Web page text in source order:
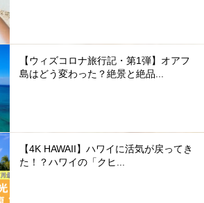
【ウィズコロナ旅行記・第1弾】オアフ
島はどう変わった？絶景と絶品...
【4K HAWAII】ハワイに活気が戻ってき
た！？ハワイの「クヒ...